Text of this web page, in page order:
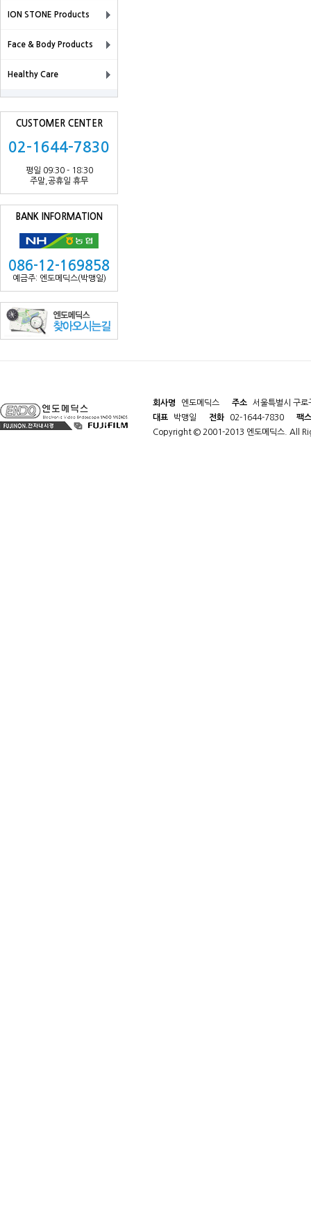
ION STONE Products
Face & Body Products
Healthy Care
CUSTOMER CENTER
02-1644-7830
평일 09:30 - 18:30
주말,공휴일 휴무
BANK INFORMATION
086-12-169858
예금주: 엔도메딕스(박맹일)
회사명 엔도메딕스 주소
서울특별시 구
대표
박맹일 전화 02-1644-7830
팩스
Copyright © 2001-2013 엔도메딕스. All